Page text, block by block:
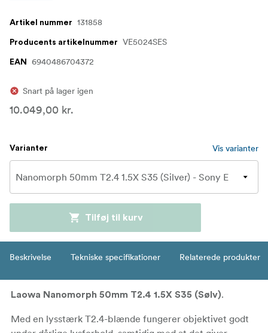
Artikel nummer 131858
Producents artikelnummer VE5024SES
EAN 6940486704372
Snart på lager igen
10.049,00 kr.
Varianter Vis varianter
Tilføj til kurv
Beskrivelse Tekniske specifikationer Relaterede produkter
Laowa Nanomorph 50mm T2.4 1.5X S35 (Sølv).
Med en lysstærk T2.4-blænde fungerer objektivet godt